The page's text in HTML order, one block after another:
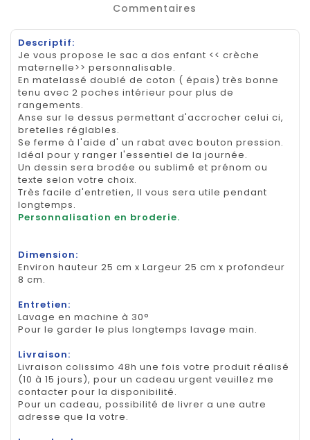
Commentaires
Descriptif:
Je vous propose le sac a dos enfant << crèche
maternelle>> personnalisable.
En matelassé doublé de coton ( épais) très bonne
tenu avec 2 poches intérieur pour plus de
rangements.
Anse sur le dessus permettant d'accrocher celui ci,
bretelles réglables.
Se ferme à l'aide d' un rabat avec bouton pression.
Idéal pour y ranger l'essentiel de la journée.
Un dessin sera brodée ou sublimé et prénom ou
texte selon votre choix.
Très facile d'entretien, Il vous sera utile pendant
longtemps.
Personnalisation en broderie.
Dimension:
Environ hauteur 25 cm x Largeur 25 cm x profondeur
8 cm.
Entretien:
Lavage en machine à 30°
Pour le garder le plus longtemps lavage main.
Livraison:
Livraison colissimo 48h une fois votre produit réalisé
(10 à 15 jours), pour un cadeau urgent veuillez me
contacter pour la disponibilité.
Pour un cadeau, possibilité de livrer a une autre
adresse que la votre.